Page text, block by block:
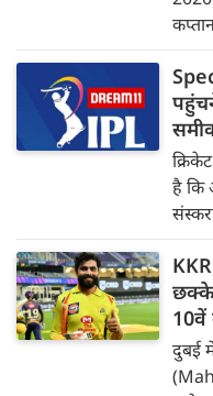
है कि
छक्के
10वें
दुबई